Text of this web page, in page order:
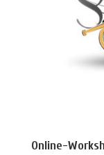
Online-